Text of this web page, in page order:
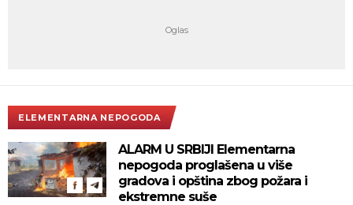
ELEMENTARNA NEPOGODA
ALARM U SRBIJI Elementarna
nepogoda proglašena u više
gradova i opština zbog požara i
ekstremne suše